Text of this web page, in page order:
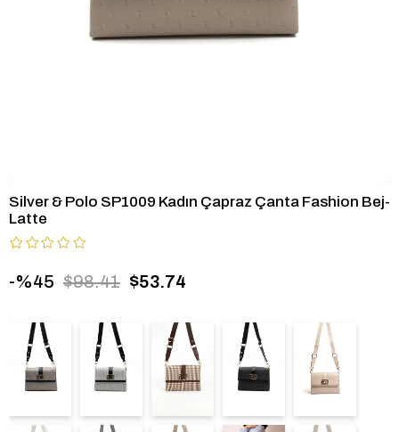
Silver & Polo SP1009 Kadın Çapraz Çanta Fashion Bej-
Latte
45 $98.41 $53.74